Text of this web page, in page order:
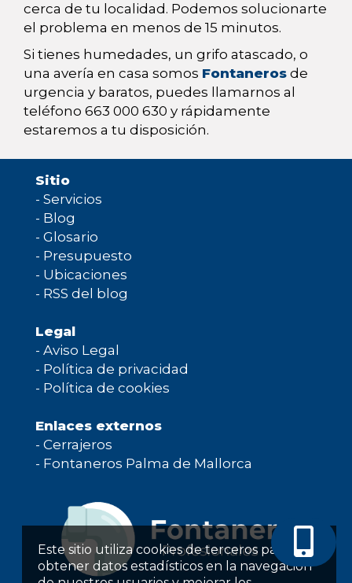
Este sitio utiliza cookies de terceros para
obtener datos estadísticos en la navegación
cerca de tu localidad. Podemos solucionarte
el problema en menos de 15 minutos.
Si tienes humedades, un grifo atascado, o
una avería en casa somos Fontaneros de
urgencia y baratos, puedes llamarnos al
teléfono 663 000 630 y rápidamente
estaremos a tu disposición.
Sitio
- Servicios
- Blog
- Glosario
- Presupuesto
- Ubicaciones
- RSS del blog
Legal
- Aviso Legal
- Política de privacidad
- Política de cookies
Enlaces externos
- Cerrajeros
- Fontaneros Palma de Mallorca